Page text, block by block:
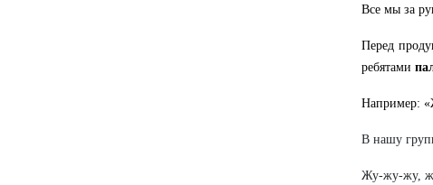
Все мы за
Перед
ребятами
Например:
В нашу
Жу-жу-жу,